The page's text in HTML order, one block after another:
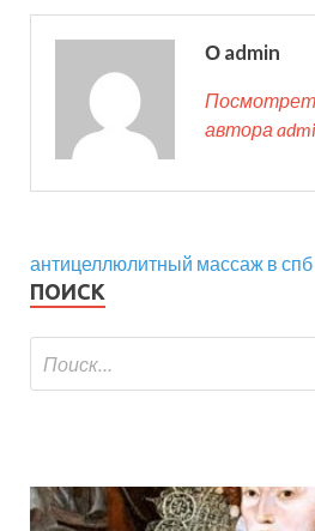
О admin
автора
антицеллюлитный массаж в спб
ПОИСК